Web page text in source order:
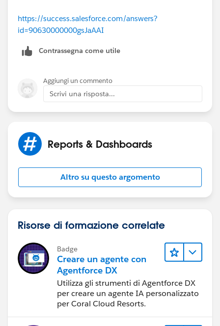
https://success.salesforce.com/answers?
id=90630000000gsJaAAI
Contrassegna come utile
Aggiungi un commento
Scrivi una risposta...
Reports & Dashboards
Altro su questo argomento
Risorse di formazione correlate
Badge
Creare un agente con
Agentforce DX
Utilizza gli strumenti di Agentforce DX
per creare un agente IA personalizzato
per Coral Cloud Resorts.